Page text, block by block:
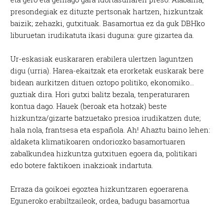
presondegiak ez dituzte pertsonak hartzen, hizkuntzak
baizik; zehazki, gutxituak. Basamortua ez da guk DBHko
liburuetan irudikatuta ikasi duguna: gure gizartea da.
Ur-eskasiak euskararen erabilera ulertzen laguntzen
digu (urria). Harea-ekaitzak eta erorketak euskarak bere
bidean aurkitzen dituen oztopo politiko, ekonomiko…
guztiak dira. Hori gutxi balitz bezala, tenperaturaren
kontua dago. Hauek (beroak eta hotzak) beste
hizkuntza/gizarte batzuetako presioa irudikatzen dute;
hala nola, frantsesa eta española. Ah! Ahaztu baino lehen:
aldaketa klimatikoaren ondoriozko basamortuaren
zabalkundea hizkuntza gutxituen egoera da, politikari
edo botere faktikoen inakzioak indartuta.
Erraza da goikoei egoztea hizkuntzaren egoerarena.
Eguneroko erabiltzaileok, ordea, badugu basamortua